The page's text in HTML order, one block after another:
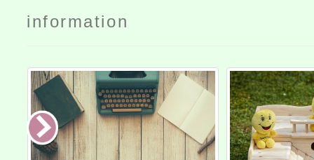
information